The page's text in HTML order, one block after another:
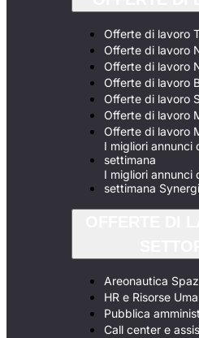
Offerte di lavoro
Offerte di lavoro
Offerte di lavoro
Offerte di lavoro
Offerte di lavoro
Offerte di lavoro
Offerte di lavoro
I migliori annunci
settimana
I migliori annunci
settimana
Areonautica
HR e Risorse
Pubblica
Call center e